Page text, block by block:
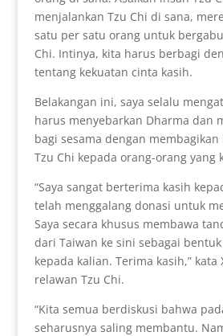
menjalankan Tzu Chi di sana,
satu per satu orang untuk
Chi. Intinya, kita harus berbagi
tentang kekuatan cinta kasih.
Belakangan ini, saya selalu
harus menyebarkan Dharma dan
bagi sesama dengan
Tzu Chi kepada orang-orang yang
“Saya sangat berterima kasih
telah menggalang donasi untuk
Saya secara khusus membawa
dari Taiwan ke sini sebagai
kepada kalian. Terima kasih,” kata
relawan Tzu Chi.
“Kita semua berdiskusi bahwa
seharusnya saling membantu.